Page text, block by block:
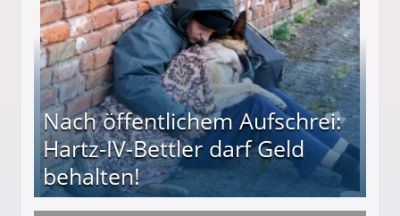
Nach öffentlichem Aufschrei:
Hartz-IV-Bettler darf Geld
behalten!